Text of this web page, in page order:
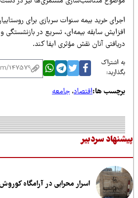
خرید بیمه سنوات سربازی برای روستاییان و
سابقه بیمه‌ای، تسریع در بازنشستگی و
آنان نقش مؤثری ایفا کند.
اشتراک
ها:اقتصاد،جامعه
سردبیر
اسرار محرابی در آرامگاه کوروش